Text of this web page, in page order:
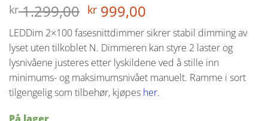
kr1.299,00 Opprinnelig
pris
var:
kr 1.299,00.
kr 999,00
pris
er:
kr 999,00.
LEDDim 2×100 fasesnittdimmer sikrer stabil dimming av
lyset uten tilkoblet N. Dimmeren kan styre 2 laster og
lysnivåene justeres etter lyskildene ved å stille inn
minimums- og maksimumsnivået manuelt. Ramme i sort
tilgengelig som tilbehør, kjøpes her.